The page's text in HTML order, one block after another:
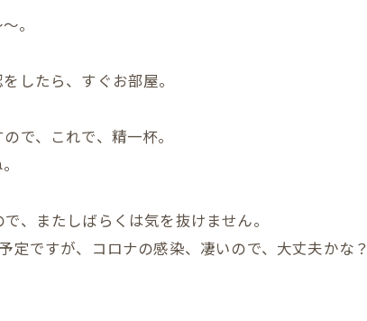
。
したら、すぐお部屋。
で、これで、精一杯。
、またしばらくは気を抜けません。
定ですが、コロナの感染、凄いので、大丈夫かな？